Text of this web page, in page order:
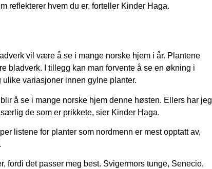
reflekterer hvem du er, forteller Kinder Haga.
vil være å se i mange norske hjem i år. Plantene
bladverk. I tillegg kan man forvente å se en økning i
variasjoner innen gylne planter.
å se i mange norske hjem denne høsten. Ellers har jeg
de som er prikkete, sier Kinder Haga.
listene for planter som nordmenn er mest opptatt av,
fordi det passer meg best. Svigermors tunge, Senecio,